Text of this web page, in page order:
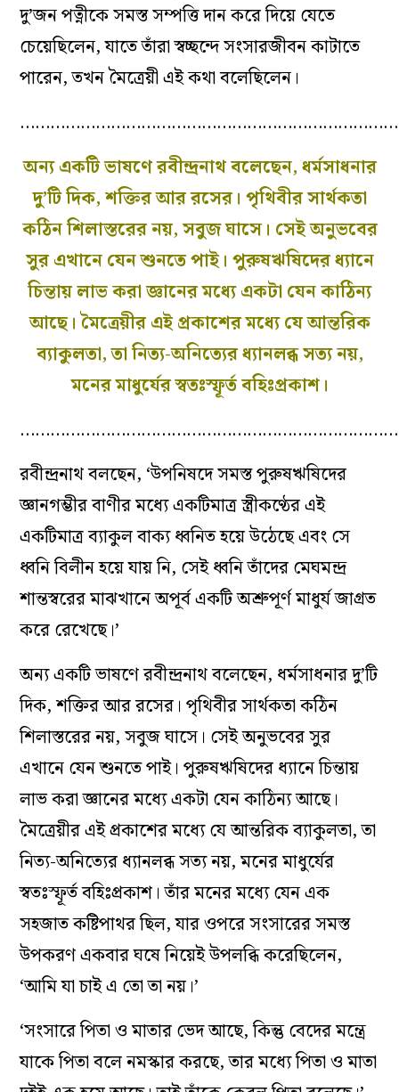
দু’জন পত্নীকে সমস্ত সম্পত্তি দান করে দিয়ে যেতে
চেয়েছিলেন, যাতে তাঁরা স্বচ্ছন্দে সংসারজীবন কাটাতে
পারেন, তখন মৈত্রেয়ী এই কথা বলেছিলেন।
অন্য একটি ভাষণে রবীন্দ্রনাথ বলেছেন, ধর্মসাধনার
দু’টি দিক, শক্তির আর রসের। পৃথিবীর সার্থকতা
কঠিন শিলাস্তরের নয়, সবুজ ঘাসে। সেই অনুভবের
সুর এখানে যেন শুনতে পাই। পুরুষঋষিদের ধ্যানে
চিন্তায় লাভ করা জ্ঞানের মধ্যে একটা যেন কাঠিন্য
আছে। মৈত্রেয়ীর এই প্রকাশের মধ্যে যে আন্তরিক
ব্যাকুলতা, তা নিত্য-অনিত্যের ধ্যানলব্ধ সত্য নয়,
মনের মাধুর্যের স্বতঃস্ফূর্ত বহিঃপ্রকাশ।
রবীন্দ্রনাথ বলছেন, ‘উপনিষদে সমস্ত পুরুষঋষিদের
জ্ঞানগম্ভীর বাণীর মধ্যে একটিমাত্র স্ত্রীকণ্ঠের এই
একটিমাত্র ব্যাকুল বাক্য ধ্বনিত হয়ে উঠেছে এবং সে
ধ্বনি বিলীন হয়ে যায় নি, সেই ধ্বনি তাঁদের মেঘমন্দ্র
শান্তস্বরের মাঝখানে অপূর্ব একটি অশ্রুপূর্ণ মাধুর্য জাগ্রত
করে রেখেছে।’
অন্য একটি ভাষণে রবীন্দ্রনাথ বলেছেন, ধর্মসাধনার দু’টি
দিক, শক্তির আর রসের। পৃথিবীর সার্থকতা কঠিন
শিলাস্তরের নয়, সবুজ ঘাসে। সেই অনুভবের সুর
এখানে যেন শুনতে পাই। পুরুষঋষিদের ধ্যানে চিন্তায়
লাভ করা জ্ঞানের মধ্যে একটা যেন কাঠিন্য আছে।
মৈত্রেয়ীর এই প্রকাশের মধ্যে যে আন্তরিক ব্যাকুলতা, তা
নিত্য-অনিত্যের ধ্যানলব্ধ সত্য নয়, মনের মাধুর্যের
স্বতঃস্ফূর্ত বহিঃপ্রকাশ। তাঁর মনের মধ্যে যেন এক
সহজাত কষ্টিপাথর ছিল, যার ওপরে সংসারের সমস্ত
উপকরণ একবার ঘষে নিয়েই উপলব্ধি করেছিলেন,
‘আমি যা চাই এ তো তা নয়।’
‘সংসারে পিতা ও মাতার ভেদ আছে, কিন্তু বেদের মন্ত্রে
যাকে পিতা বলে নমস্কার করছে, তার মধ্যে পিতা ও মাতা